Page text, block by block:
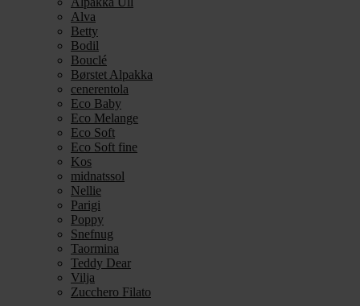
Alva
Betty
Bodil
Bouclé
Børstet Alpakka
cenerentola
Eco Baby
Eco Melange
Eco Soft
Eco Soft fine
Kos
midnatssol
Nellie
Parigi
Poppy
Snefnug
Taormina
Teddy Dear
Vilja
Zucchero Filato